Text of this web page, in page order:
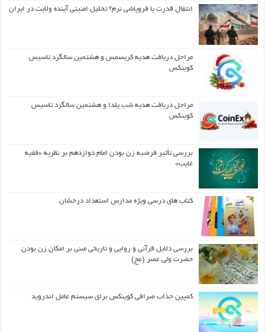
انتقال قدرت یا فروپاشی نرم؟ تحلیل امنیتی آینده ولایت در ایران
مراحل دریافت هدیه کریسمس و هشتمین سالگرد تاسیس
کوینکس
مراحل دریافت هدیه شب یلدا و هشتمین سالگرد تاسیس
کوینکس
بررسی تأثیر فرضیه زن بودن امام دوازدهم بر نظریه «فقیه
غایب»
کتاب های درسی ویژه مدارس استعداد درخشان
بررسی دلایل قرآنی و روایی و تاریخی مبنی بر امکان زن بودن
حضرت ولی عصر (عج)
کمپین جذاب صرافی کوینکس برای سیستم عامل اندروید